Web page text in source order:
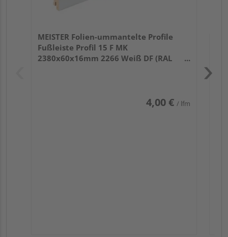
MEISTER Folien-ummantelte Profile
Fußleiste Profil 15 F MK
2380x60x16mm 2266 Weiß DF (RAL
4,00 € / lfm